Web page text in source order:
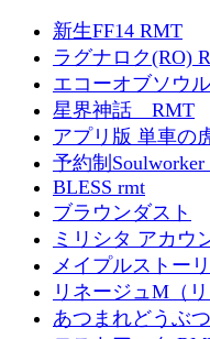
新生FF14 RMT
ラグナロク(RO)
エコーオブソウ
星界神話 RMT
アプリ版 単車の
予約制
BLESS rmt
ブラウンダスト
ミリシタ アカウ
メイプルストー
リネージュM（リ
あつまれどうぶ